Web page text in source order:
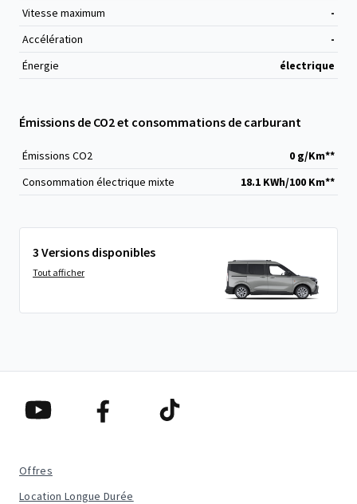
Vitesse maximum
-
Accélération
-
Énergie
électrique
Émissions de CO2 et consommations de carburant
Émissions CO2
0 g/Km**
Consommation électrique mixte
18.1 KWh/100 Km**
3 Versions disponibles
Tout afficher
Offres
Location Longue Durée